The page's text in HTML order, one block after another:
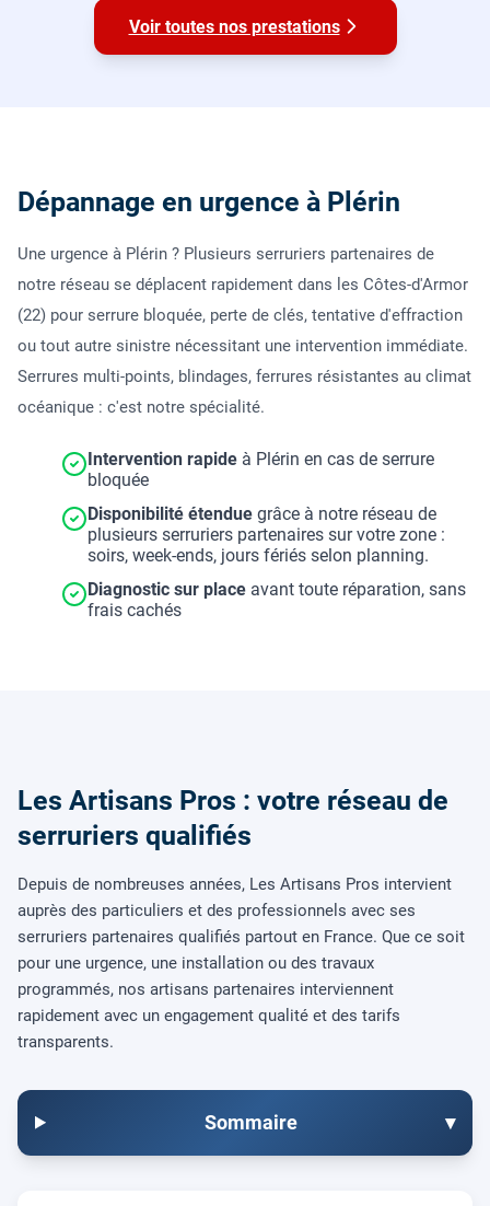
Voir toutes nos prestations
Dépannage en urgence à Plérin
Une urgence à Plérin ? Plusieurs serruriers partenaires de
notre réseau se déplacent rapidement dans les Côtes-d'Armor
(22) pour serrure bloquée, perte de clés, tentative d'effraction
ou tout autre sinistre nécessitant une intervention immédiate.
Serrures multi-points, blindages, ferrures résistantes au climat
océanique : c'est notre spécialité.
Intervention rapide à Plérin en cas de serrure
bloquée
Disponibilité étendue grâce à notre réseau de
plusieurs serruriers partenaires sur votre zone :
soirs, week-ends, jours fériés selon planning.
Diagnostic sur place avant toute réparation, sans
frais cachés
Les Artisans Pros : votre réseau de
serruriers qualifiés
Depuis de nombreuses années, Les Artisans Pros intervient
auprès des particuliers et des professionnels avec ses
serruriers partenaires qualifiés partout en France. Que ce soit
pour une urgence, une installation ou des travaux
programmés, nos artisans partenaires interviennent
rapidement avec un engagement qualité et des tarifs
transparents.
Sommaire ▾